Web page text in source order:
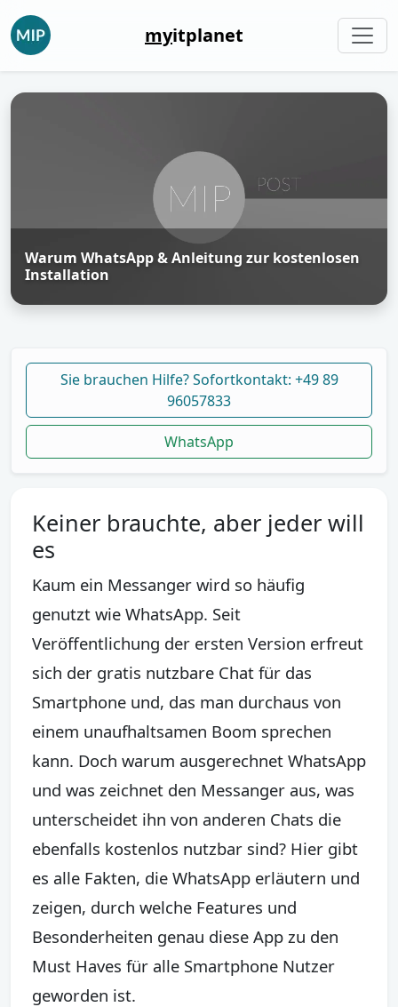
myitplanet
Warum WhatsApp & Anleitung zur kostenlosen
Installation
Sie brauchen Hilfe? Sofortkontakt: +49 89
96057833
WhatsApp
Keiner brauchte, aber jeder will
es
Kaum ein Messanger wird so häufig
genutzt wie WhatsApp. Seit
Veröffentlichung der ersten Version erfreut
sich der gratis nutzbare Chat für das
Smartphone und, das man durchaus von
einem unaufhaltsamen Boom sprechen
kann. Doch warum ausgerechnet WhatsApp
und was zeichnet den Messanger aus, was
unterscheidet ihn von anderen Chats die
ebenfalls kostenlos nutzbar sind? Hier gibt
es alle Fakten, die WhatsApp erläutern und
zeigen, durch welche Features und
Besonderheiten genau diese App zu den
Must Haves für alle Smartphone Nutzer
geworden ist.